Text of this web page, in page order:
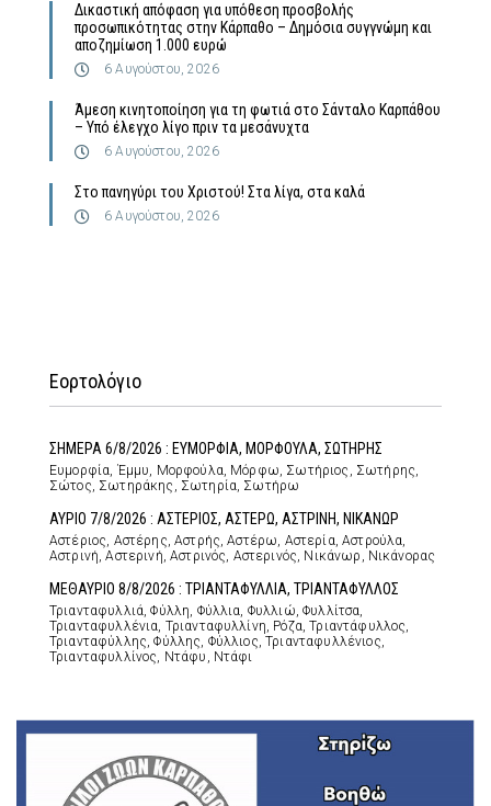
Δικαστική απόφαση για υπόθεση προσβολής
προσωπικότητας στην Κάρπαθο – Δημόσια συγγνώμη και
αποζημίωση 1.000 ευρώ
6 Αυγούστου, 2026
Άμεση κινητοποίηση για τη φωτιά στο Σάνταλο Καρπάθου
– Υπό έλεγχο λίγο πριν τα μεσάνυχτα
6 Αυγούστου, 2026
Στο πανηγύρι του Χριστού! Στα λίγα, στα καλά
6 Αυγούστου, 2026
Εορτολόγιο
ΣΗΜΕΡΑ 6/8/2026 : ΕΥΜΟΡΦΙΑ, ΜΟΡΦΟΥΛΑ, ΣΩΤΗΡΗΣ
Ευμορφία, Έμμυ, Μορφούλα, Μόρφω, Σωτήριος, Σωτήρης,
Σώτος, Σωτηράκης, Σωτηρία, Σωτήρω
ΑΥΡΙΟ 7/8/2026 : ΑΣΤΕΡΙΟΣ, ΑΣΤΕΡΩ, ΑΣΤΡΙΝΗ, ΝΙΚΑΝΩΡ
Αστέριος, Αστέρης, Αστρής, Αστέρω, Αστερία, Αστρούλα,
Αστρινή, Αστερινή, Αστρινός, Αστερινός, Νικάνωρ, Νικάνορας
ΜΕΘΑΥΡΙΟ 8/8/2026 : ΤΡΙΑΝΤΑΦΥΛΛΙΑ, ΤΡΙΑΝΤΑΦΥΛΛΟΣ
Τριανταφυλλιά, Φύλλη, Φύλλια, Φυλλιώ, Φυλλίτσα,
Τριανταφυλλένια, Τριανταφυλλίνη, Ρόζα, Τριαντάφυλλος,
Τριανταφύλλης, Φύλλης, Φύλλιος, Τριανταφυλλένιος,
Τριανταφυλλίνος, Ντάφυ, Ντάφι